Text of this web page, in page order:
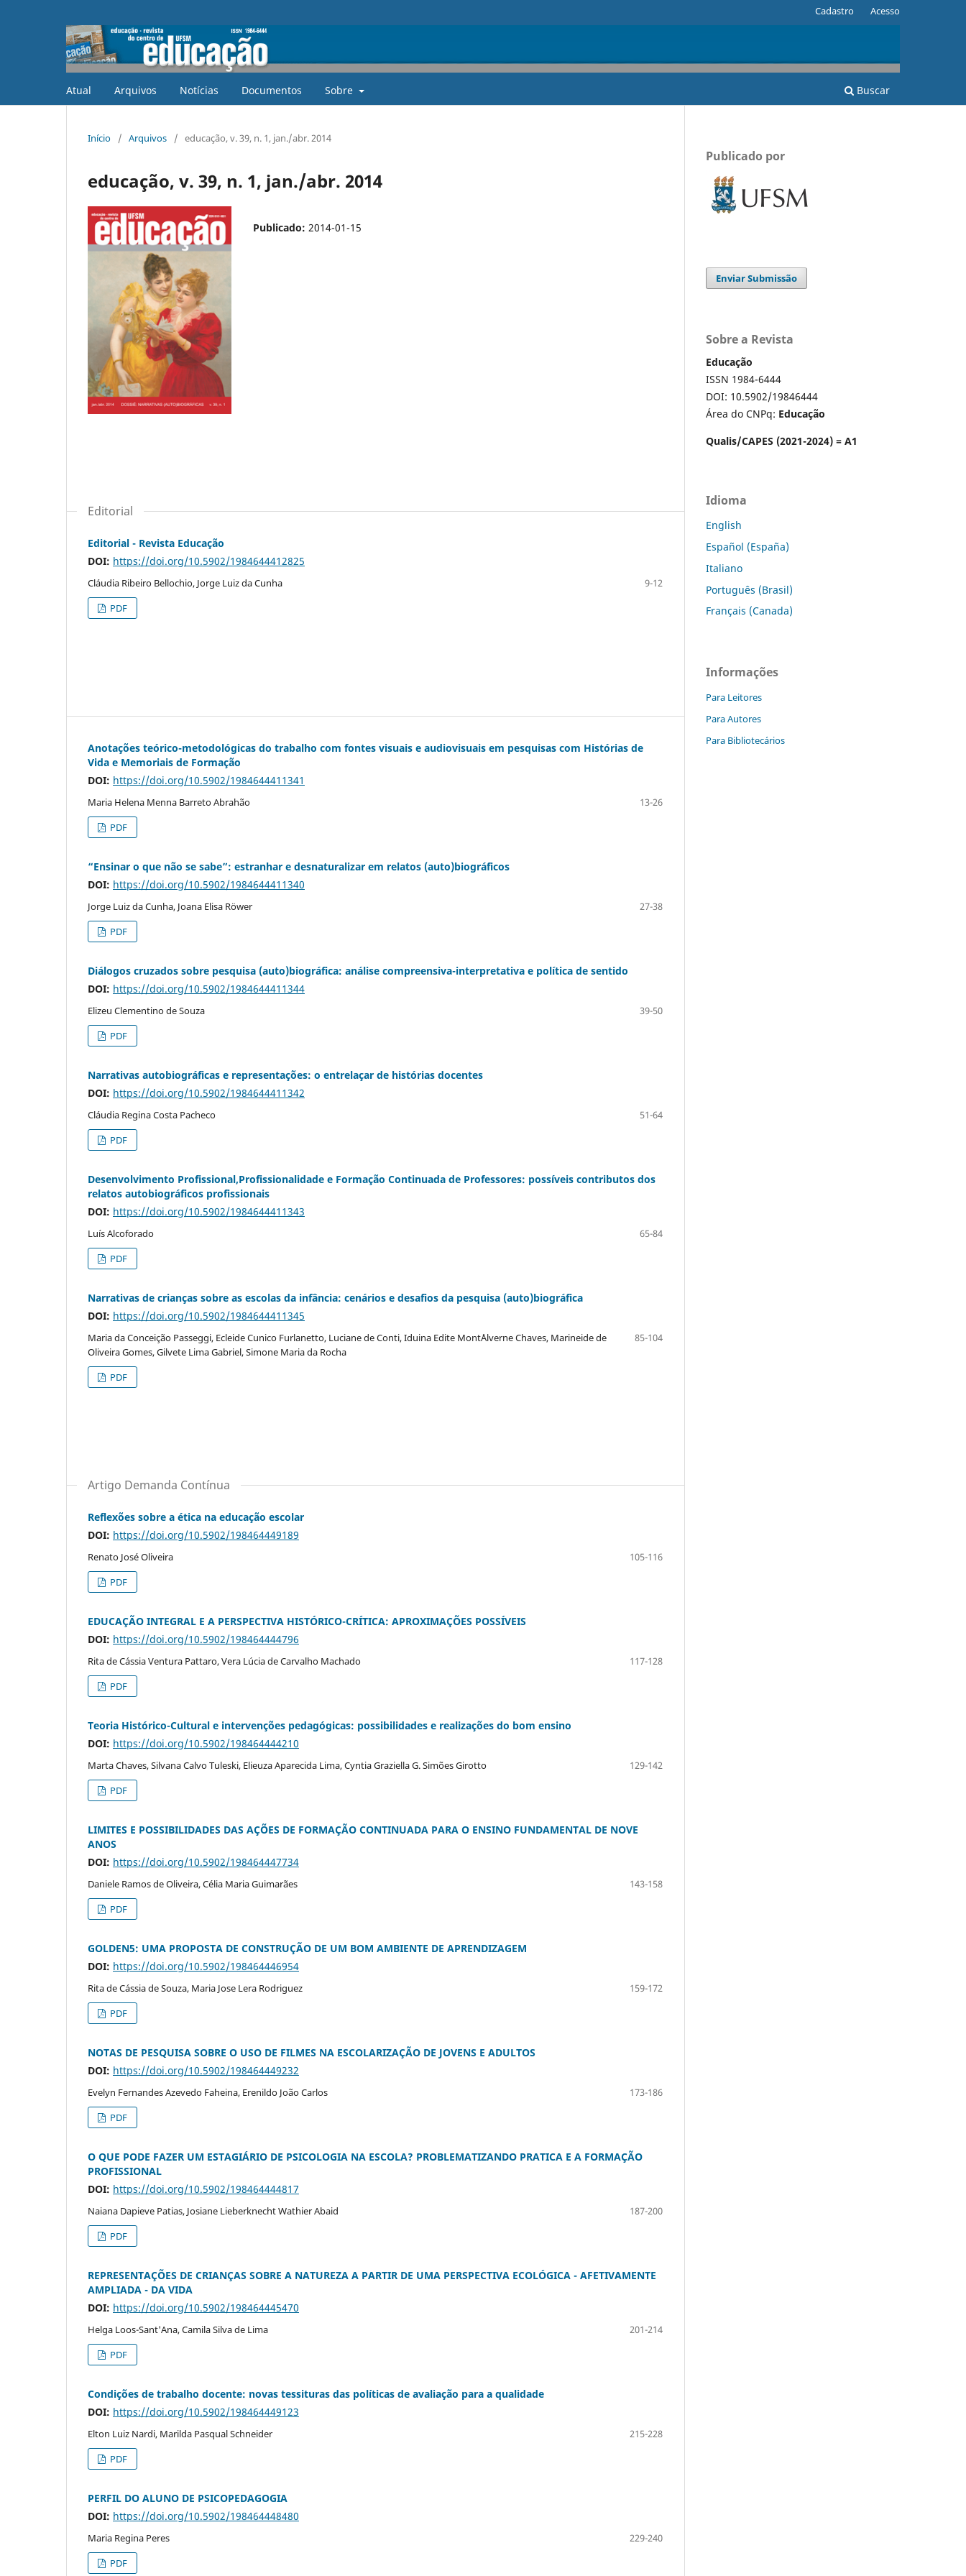
Atual Arquivos Notícias Documentos Sobre Buscar
Cadastro Acesso
Início / Arquivos / educação, v. 39, n. 1, jan./abr. 2014
educação, v. 39, n. 1, jan./abr. 2014
Publicado: 2014-01-15
Editorial
Editorial - Revista Educação
DOI: https://doi.org/10.5902/1984644412825
Cláudia Ribeiro Bellochio, Jorge Luiz da Cunha
9-12
PDF
Anotações teórico-metodológicas do trabalho com fontes visuais e audiovisuais em pesquisas com Histórias de
Vida e Memoriais de Formação
DOI: https://doi.org/10.5902/1984644411341
Maria Helena Menna Barreto Abrahão
13-26
PDF
“Ensinar o que não se sabe”: estranhar e desnaturalizar em relatos (auto)biográficos
DOI: https://doi.org/10.5902/1984644411340
Jorge Luiz da Cunha, Joana Elisa Röwer
27-38
PDF
Diálogos cruzados sobre pesquisa (auto)biográfica: análise compreensiva-interpretativa e política de sentido
DOI: https://doi.org/10.5902/1984644411344
Elizeu Clementino de Souza
39-50
PDF
Narrativas autobiográficas e representações: o entrelaçar de histórias docentes
DOI: https://doi.org/10.5902/1984644411342
Cláudia Regina Costa Pacheco
51-64
PDF
Desenvolvimento Profissional,Profissionalidade e Formação Continuada de Professores: possíveis contributos dos
relatos autobiográficos profissionais
DOI: https://doi.org/10.5902/1984644411343
Luís Alcoforado
65-84
PDF
Narrativas de crianças sobre as escolas da infância: cenários e desafios da pesquisa (auto)biográfica
DOI: https://doi.org/10.5902/1984644411345
Maria da Conceição Passeggi, Ecleide Cunico Furlanetto, Luciane de Conti, Iduina Edite Mont´Alverne Chaves, Marineide de
Oliveira Gomes, Gilvete Lima Gabriel, Simone Maria da Rocha
85-104
PDF
Artigo Demanda Contínua
Reflexões sobre a ética na educação escolar
DOI: https://doi.org/10.5902/198464449189
Renato José Oliveira
105-116
PDF
EDUCAÇÃO INTEGRAL E A PERSPECTIVA HISTÓRICO-CRÍTICA: APROXIMAÇÕES POSSÍVEIS
DOI: https://doi.org/10.5902/198464444796
Rita de Cássia Ventura Pattaro, Vera Lúcia de Carvalho Machado
117-128
PDF
Teoria Histórico-Cultural e intervenções pedagógicas: possibilidades e realizações do bom ensino
DOI: https://doi.org/10.5902/198464444210
Marta Chaves, Silvana Calvo Tuleski, Elieuza Aparecida Lima, Cyntia Graziella G. Simões Girotto
129-142
PDF
LIMITES E POSSIBILIDADES DAS AÇÕES DE FORMAÇÃO CONTINUADA PARA O ENSINO FUNDAMENTAL DE NOVE
ANOS
DOI: https://doi.org/10.5902/198464447734
Daniele Ramos de Oliveira, Célia Maria Guimarães
143-158
PDF
GOLDEN5: UMA PROPOSTA DE CONSTRUÇÃO DE UM BOM AMBIENTE DE APRENDIZAGEM
DOI: https://doi.org/10.5902/198464446954
Rita de Cássia de Souza, Maria Jose Lera Rodriguez
159-172
PDF
NOTAS DE PESQUISA SOBRE O USO DE FILMES NA ESCOLARIZAÇÃO DE JOVENS E ADULTOS
DOI: https://doi.org/10.5902/198464449232
Evelyn Fernandes Azevedo Faheina, Erenildo João Carlos
173-186
PDF
O QUE PODE FAZER UM ESTAGIÁRIO DE PSICOLOGIA NA ESCOLA? PROBLEMATIZANDO PRATICA E A FORMAÇÃO
PROFISSIONAL
DOI: https://doi.org/10.5902/198464444817
Naiana Dapieve Patias, Josiane Lieberknecht Wathier Abaid
187-200
PDF
REPRESENTAÇÕES DE CRIANÇAS SOBRE A NATUREZA A PARTIR DE UMA PERSPECTIVA ECOLÓGICA - AFETIVAMENTE
AMPLIADA - DA VIDA
DOI: https://doi.org/10.5902/198464445470
Helga Loos-Sant'Ana, Camila Silva de Lima
201-214
PDF
Condições de trabalho docente: novas tessituras das políticas de avaliação para a qualidade
DOI: https://doi.org/10.5902/198464449123
Elton Luiz Nardi, Marilda Pasqual Schneider
215-228
PDF
PERFIL DO ALUNO DE PSICOPEDAGOGIA
DOI: https://doi.org/10.5902/198464448480
Maria Regina Peres
229-240
PDF
Publicado por
Enviar Submissão
Sobre a Revista
Educação
ISSN 1984-6444
DOI: 10.5902/19846444
Área do CNPq: Educação
Qualis/CAPES (2021-2024) = A1
Idioma
English
Español (España)
Italiano
Português (Brasil)
Français (Canada)
Informações
Para Leitores
Para Autores
Para Bibliotecários